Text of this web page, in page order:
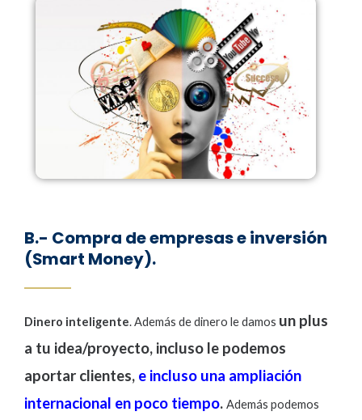
B.- Compra de empresas e inversión
(Smart Money).
Dinero inteligente. Además de dinero le damos un plus
a tu idea/proyecto, incluso le podemos
aportar clientes, e incluso una ampliación
internacional en poco tiempo. Además podemos